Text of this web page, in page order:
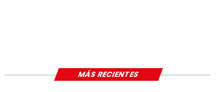
MÁS RECIENTES